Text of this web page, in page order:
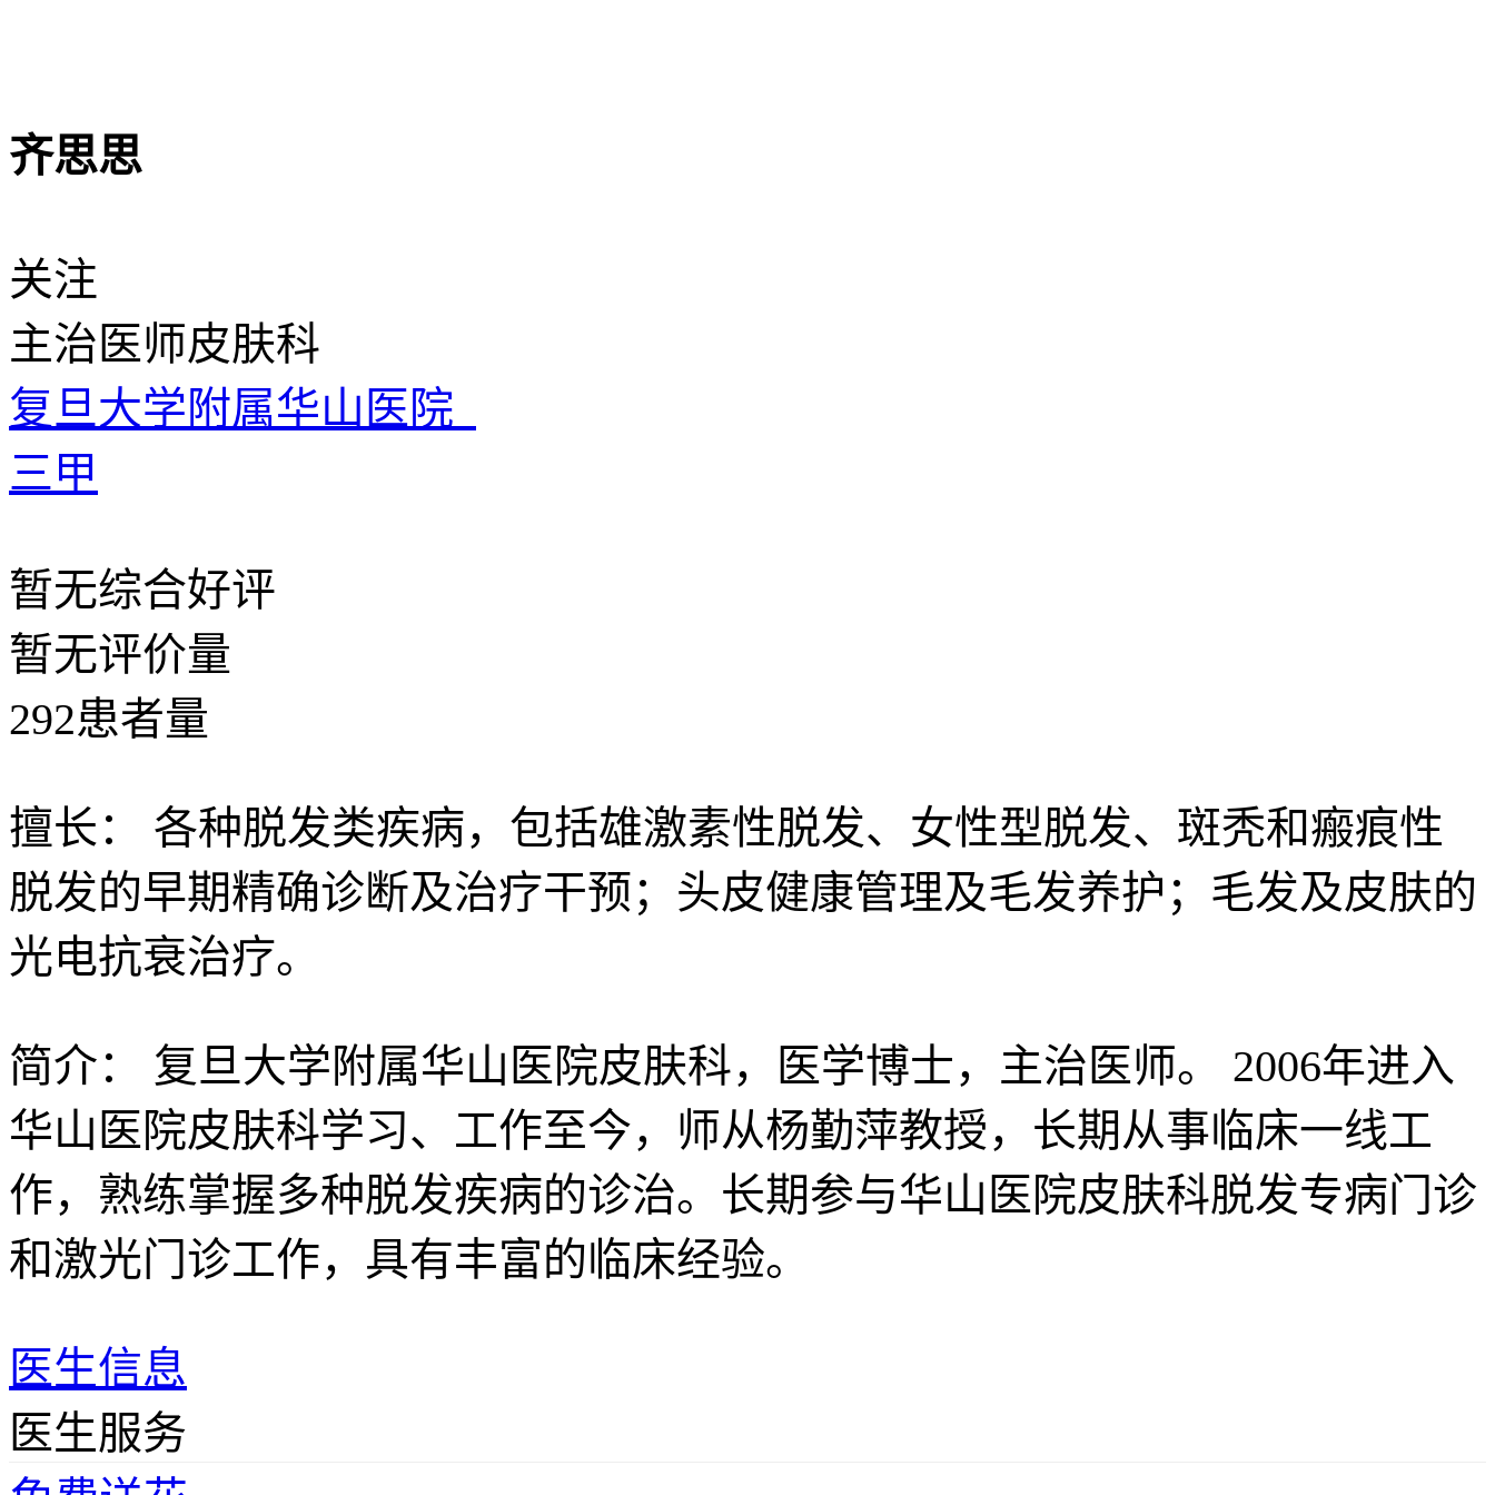
齐思思
关注
主治医师皮肤科
复旦大学附属华山医院
三甲
暂无综合好评
暂无评价量
292患者量
擅长：
各种脱发类疾病，包括雄激素性脱发、女性型脱发、斑秃和瘢痕性
脱发的早期精确诊断及治疗干预；头皮健康管理及毛发养护；毛发及皮肤的
光电抗衰治疗。
简介：
复旦大学附属华山医院皮肤科，医学博士，主治医师。 2006年进入
华山医院皮肤科学习、工作至今，师从杨勤萍教授，长期从事临床一线工
作，熟练掌握多种脱发疾病的诊治。长期参与华山医院皮肤科脱发专病门诊
和激光门诊工作，具有丰富的临床经验。
医生信息
医生服务